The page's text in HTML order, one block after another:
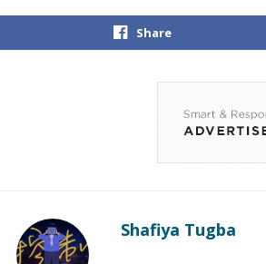
Share
Shafiya Tugba